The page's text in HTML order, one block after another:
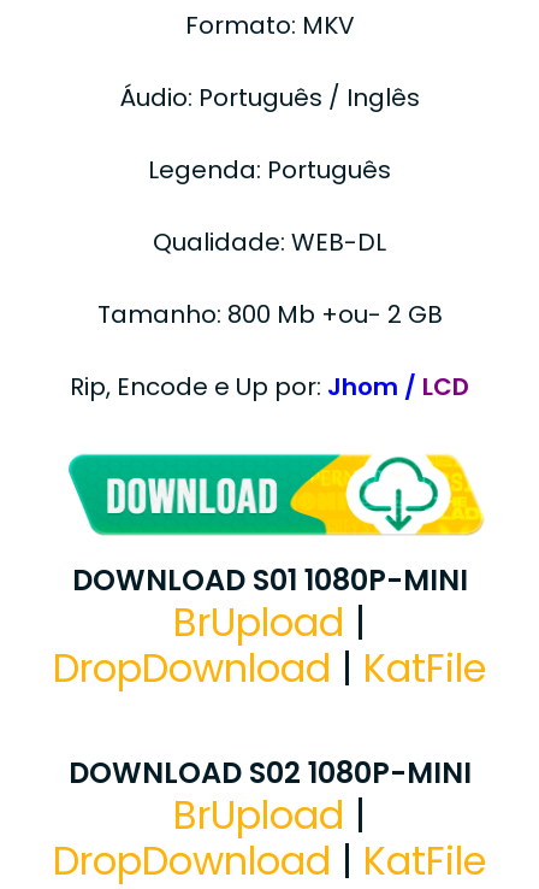
Formato: MKV
Áudio: Português / Inglês
Legenda: Português
Qualidade: WEB-DL
Tamanho: 800 Mb +ou- 2 GB
Rip, Encode e Up por: Jhom / LCD
DOWNLOAD S01 1080P-MINI
BrUpload |
DropDownload | KatFile
DOWNLOAD S02 1080P-MINI
BrUpload |
DropDownload | KatFile